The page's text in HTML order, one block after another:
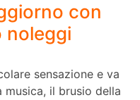
con
noleggi
sensazione e va
il brusio della